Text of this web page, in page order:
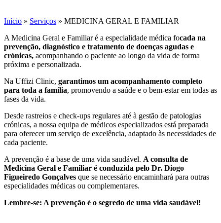
Início » Serviços » MEDICINA GERAL E FAMILIAR
A Medicina Geral e Familiar é a especialidade médica focada na
prevenção, diagnóstico e tratamento de doenças agudas e
crónicas, acompanhando o paciente ao longo da vida de forma
próxima e personalizada.
Na Uffizi Clinic, garantimos um acompanhamento completo
para toda a família, promovendo a saúde e o bem-estar em todas as
fases da vida.
Desde rastreios e check-ups regulares até à gestão de patologias
crónicas, a nossa equipa de médicos especializados está preparada
para oferecer um serviço de excelência, adaptado às necessidades de
cada paciente.
A prevenção é a base de uma vida saudável. A consulta de
Medicina Geral e Familiar é conduzida pelo Dr. Diogo
Figueiredo Gonçalves que se necessário encaminhará para outras
especialidades médicas ou complementares.
Lembre-se: A prevenção é o segredo de uma vida saudável!